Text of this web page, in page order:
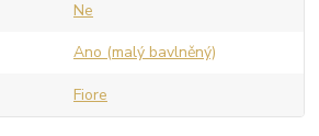
Ne
Ano (malý bavlněný)
Fiore